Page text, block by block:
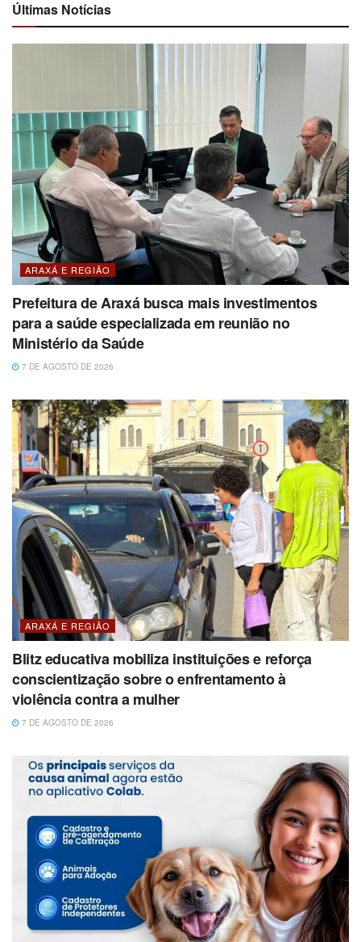
Últimas Notícias
ARAXÁ E REGIÃO
Prefeitura de Araxá busca mais investimentos
para a saúde especializada em reunião no
Ministério da Saúde
7 DE AGOSTO DE 2026
ARAXÁ E REGIÃO
Blitz educativa mobiliza instituições e reforça
conscientização sobre o enfrentamento à
violência contra a mulher
7 DE AGOSTO DE 2026